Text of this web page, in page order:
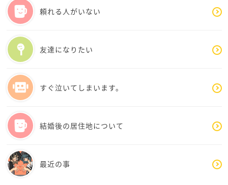
これはテストの点数を良くする・・といったことでは
なく沢山の本や出来事に触れて、ご自身の感性を育て
今、お父さんが政治家に気安く文句を言ったり家族に
いているすずなさんの感性は、至極まっとうで素敵だ
なと思います。その感性をぜひ、しっかりと育ててい
ただきたいなと思っています。
頼れる人がいない
友達になりたい
すぐ泣いてしまいます。
結婚後の居住地について
最近の事